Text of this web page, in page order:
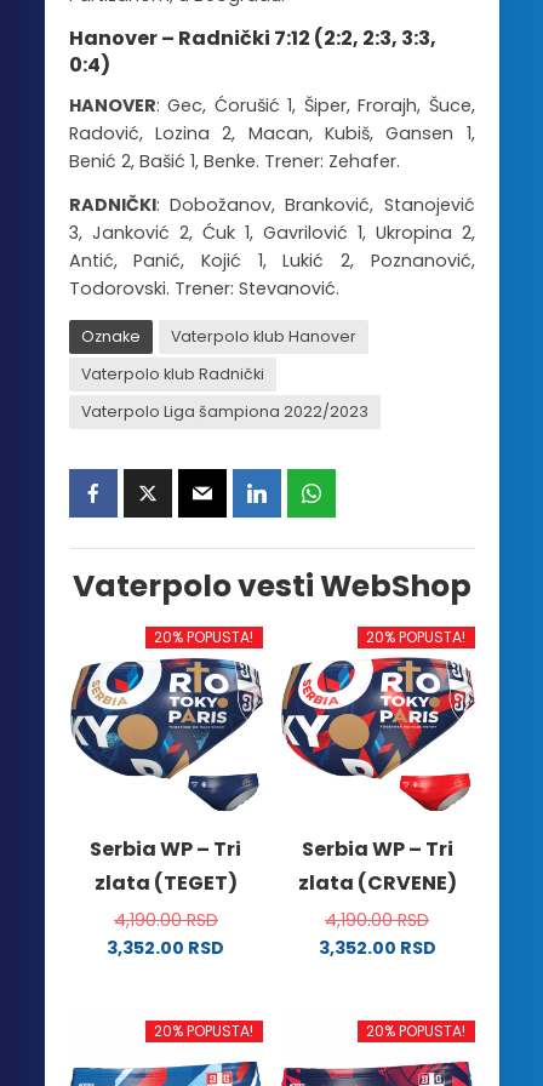
Hanover – Radnički 7:12 (2:2, 2:3, 3:3,
0:4)
HANOVER: Gec, Ćorušić 1, Šiper, Frorajh, Šuce,
Radović, Lozina 2, Macan, Kubiš, Gansen 1,
Benić 2, Bašić 1, Benke. Trener: Zehafer.
RADNIČKI: Dobožanov, Branković, Stanojević
3, Janković 2, Ćuk 1, Gavrilović 1, Ukropina 2,
Antić, Panić, Kojić 1, Lukić 2, Poznanović,
Todorovski. Trener: Stevanović.
Oznake
Vaterpolo klub Hanover
Vaterpolo klub Radnički
Vaterpolo Liga šampiona 2022/2023
Vaterpolo vesti WebShop
20% POPUSTA!
Serbia WP – Tri
zlata (TEGET)
4,190.00RSD
3,352.00 RSD
ima
20% POPUSTA!
Serbia WP – Tri
zlata (CRVENE)
4,190.00RSD
3,352.00 RSD
ima
20% POPUSTA! 20% POPUSTA!